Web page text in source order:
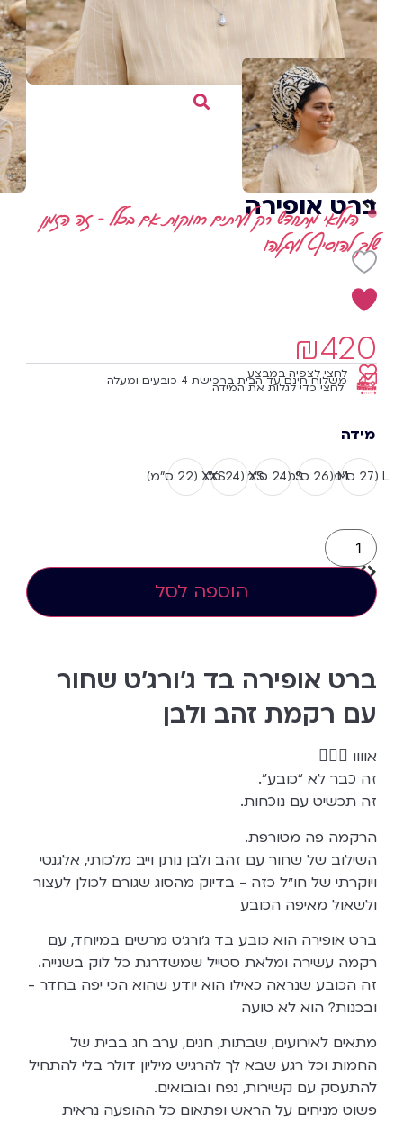
ברט אופירה
המלאי מתחדש רק לעיתים רחוקות אם בכלל - זה הזמן
שלך להוסיף לעגלה!
₪420
לחצי לצפיה במבצע
משלוח חינם עד הבית ברכישת 4 כובעים ומעלה
לחצי כדי לגלות את המידה
מידה
L (27 ס”מ) M (26 ס”מ) S (24 ס”מ) XS (24 ס"מ) XXS (22 ס”מ)
הוספה לסל
ברט אופירה בד ג׳ורג׳ט שחור
עם רקמת זהב ולבן
אוווו 😮‍💨👑
זה כבר לא “כובע”.
זה תכשיט עם נוכחות.
הרקמה פה מטורפת.
השילוב של שחור עם זהב ולבן נותן וייב מלכותי, אלגנטי
ויוקרתי של חו״ל כזה - בדיוק מהסוג שגורם לכולן לעצור
ולשאול מאיפה הכובע
ברט אופירה הוא כובע בד ג׳ורג׳ט מרשים במיוחד, עם
רקמה עשירה ומלאת סטייל שמשדרגת כל לוק בשנייה.
זה הכובע שנראה כאילו הוא יודע שהוא הכי יפה בחדר -
ובכנות? הוא לא טועה
מתאים לאירועים, שבתות, חגים, ערב חג בבית של
החמות וכל רגע שבא לך להרגיש מיליון דולר בלי להתחיל
להתעסק עם קשירות, נפח ובובואים.
פשוט מניחים על הראש ופתאום כל ההופעה נראית